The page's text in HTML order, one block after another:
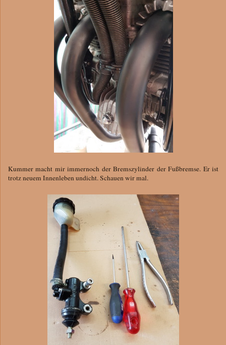
Kummer macht mir immernoch der Bremszylinder der Fußbremse. Er ist
trotz neuem Innenleben undicht. Schauen wir mal.